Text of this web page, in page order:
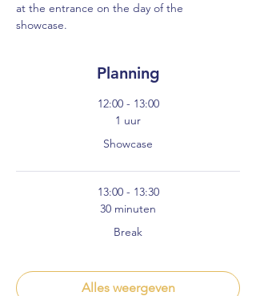
at the entrance on the day of the
showcase.
Planning
12:00 - 13:00
1 uur
Showcase
13:00 - 13:30
30 minuten
Break
Alles weergeven